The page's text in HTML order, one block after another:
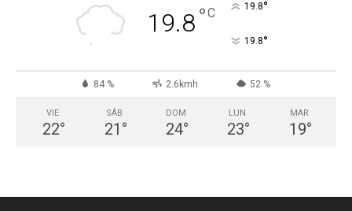
19.8°C 19.8°
19.8°
84 % 2.6kmh 52 %
VIE
22°
SÁB
21 °
DOM
24°
LUN
23°
MAR
19°